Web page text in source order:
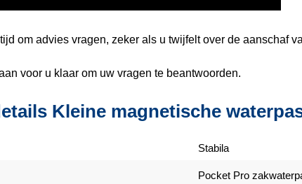
om advies vragen, zeker als u twijfelt over de aanschaf
voor u klaar om uw vragen te beantwoorden.
Kleine magnetische
Stabila
Pocket Pro